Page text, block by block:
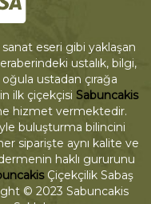
eseri gibi yaklaşan
ustalık, bilgi,
ustadan çırağa
ilk çiçekçisi Sabuncakis
hizmet vermektedir.
buluşturma bilincini
siparişte aynı kalite ve
haklı gururunu
Çiçekçilik Sabaş
2023 Sabuncakis